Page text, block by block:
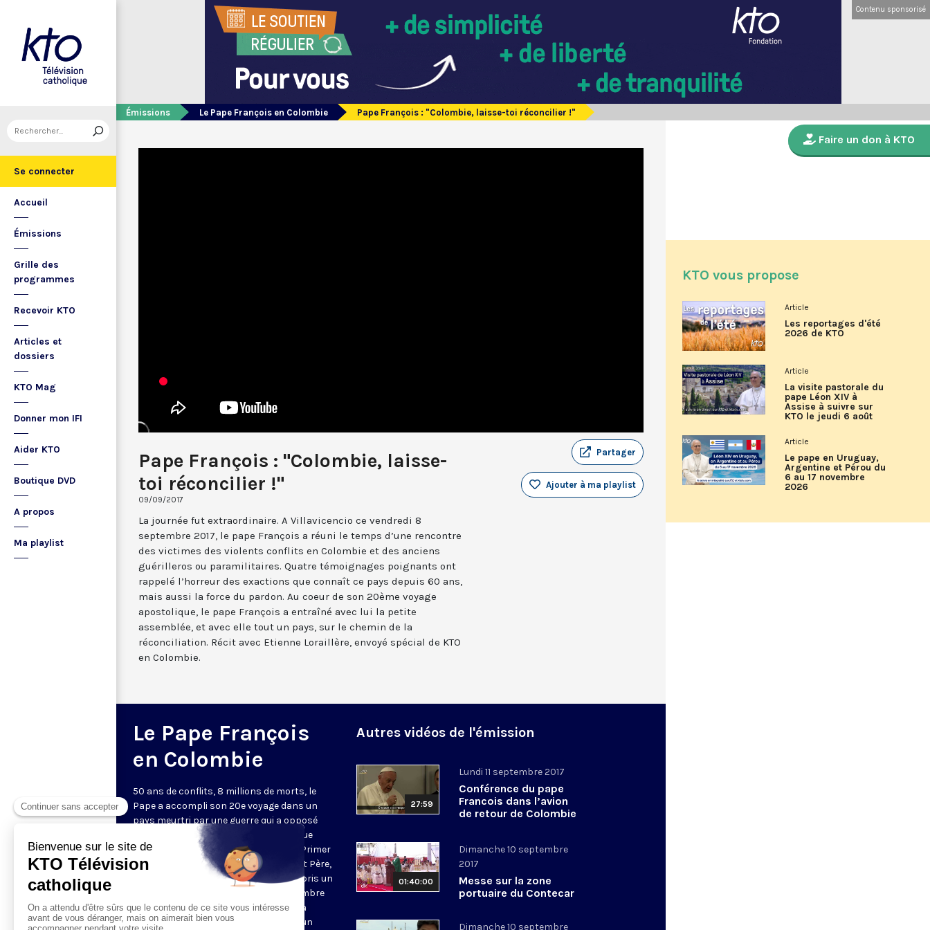
Se connecter
Accueil
Émissions
Grille des
programmes
Recevoir KTO
Articles et
dossiers
KTO Mag
Donner mon IFI
Aider KTO
Boutique DVD
A propos
Ma playlist
Contenu sponsorisé
Émissions Le Pape François en Colombie Pape François : "Colombie, laisse-toi réconcilier !"
Pape François : "Colombie, laisse-
toi réconcilier !"
09/09/2017
Partager
Ajouter à ma playlist
La journée fut extraordinaire. A Villavicencio ce vendredi 8
septembre 2017, le pape François a réuni le temps d’une rencontre
des victimes des violents conflits en Colombie et des anciens
guérilleros ou paramilitaires. Quatre témoignages poignants ont
rappelé l’horreur des exactions que connaît ce pays depuis 60 ans,
mais aussi la force du pardon. Au coeur de son 20ème voyage
apostolique, le pape François a entraîné avec lui la petite
assemblée, et avec elle tout un pays, sur le chemin de la
réconciliation. Récit avec Etienne Loraillère, envoyé spécial de KTO
en Colombie.
Le Pape François
en Colombie
50 ans de conflits, 8 millions de morts, le
Pape a accompli son 20e voyage dans un
pays meurtri par une guerre qui a opposé
guérillas, paramilitaires et la République
Colombienne. Sur le thème "Demos el Primer
Paso" (Faisons le premier pas), le Saint Père,
partant de la capitale Bogota, a entrepris un
voyage qui l'a conduit du 6 au 10 septembre
dans différents lieux symboliques de la
mémoire colombienne pour y délivrer un
Autres vidéos de l'émission
27:59
Lundi 11 septembre 2017
Conférence du pape
Francois dans l’avion
de retour de Colombie
01:40:00
Dimanche 10 septembre
2017
Messe sur la zone
portuaire du Contecar
Dimanche 10 septembre
Faire un don à KTO
KTO vous propose
Article
Les reportages d'été
2026 de KTO
Article
La visite pastorale du
pape Léon XIV à
Assise à suivre sur
KTO le jeudi 6 août
Article
Le pape en Uruguay,
Argentine et Pérou du
6 au 17 novembre
2026